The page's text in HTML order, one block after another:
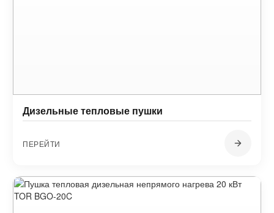
Дизельные тепловые пушки
ПЕРЕЙТИ